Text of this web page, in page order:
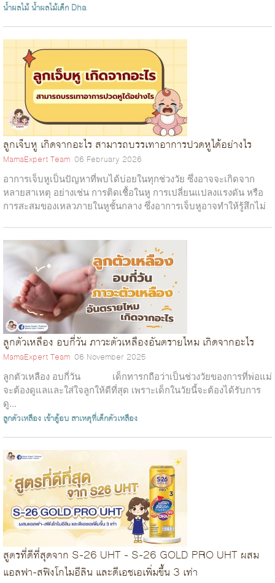
ส่วน...
น้ำผลไม้น้ำผลไม้เด็ก Dha
ลูกเจ็บหู เกิดจากอะไร สามารถบรรเทาอาการปวดหูได้อย่างไร
MamaExpert Team 06 February 2026
อาการเจ็บหูเป็นปัญหาที่พบได้บ่อยในทุกช่วงวัย ซึ่งอาจจะเกิดจาก
หลายสาเหตุ อย่างเช่น การติดเชื้อในหู การเปลี่ยนแปลงแรงดัน หรือ
การสะสมของเหลวภายในหูชั้นกลาง ซึ่งอาการเจ็บหูอาจทำให้รู้สึกไม่
ลูกตัวเหลือง อบกี่วัน ภาวะตัวเหลืองอันตรายไหม เกิดจากอะไร
MamaExpert Team 06 November 2025
ลูกตัวเหลือง อบกี่วัน เด็กทารกถือว่าเป็นช่วงวัยของการที่พ่อแม่
จะต้องดูแลและใส่ใจลูกให้ดีที่สุด เพราะเด็กในวัยนี้จะต้องได้รับการ
ดู...
ลูกตัวเหลือง เข้าตู้อบ สาเหตุที่เด็กตัวเหลือง
สูตรที่ดีที่สุดจาก S-26 UHT - S-26 GOLD PRO UHT ผสม
แอลฟา-สฟิงโกไมอีลิน และดีเอชเอเพิ่มขึ้น 3 เท่า